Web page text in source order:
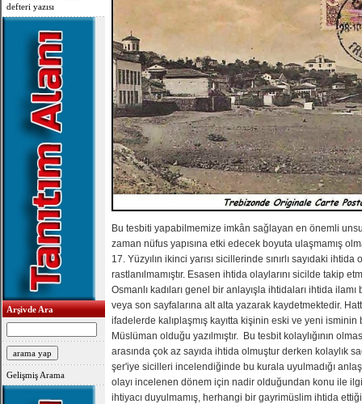
defteri yazısı
Arşivde Ara
Gelişmiş Arama
Bu tesbiti yapabilmemize imkân sağlayan en önemli
zaman nüfus yapısına etki edecek boyuta ulaşmamış
17. Yüzyılın ikinci yarısı sicillerinde sınırlı sayıdaki
rastlanılmamıştır. Esasen ihtida olaylarını sicilde takip
Osmanlı kadıları genel bir anlayışla ihtidaları ihtida
veya son sayfalarına alt alta yazarak kaydetmektedir.
ifadelerde kalıplaşmış kayıtta kişinin eski ve yeni
Müslüman olduğu yazılmıştır. Bu tesbit kolaylığının
arasında çok az sayıda ihtida olmuştur derken kolaylık
şer'iye sicilleri incelendiğinde bu kurala uyulmadığı
olayı incelenen dönem için nadir olduğundan konu ile
ihtiyacı duyulmamış, herhangi bir gayrimüslim ihtida